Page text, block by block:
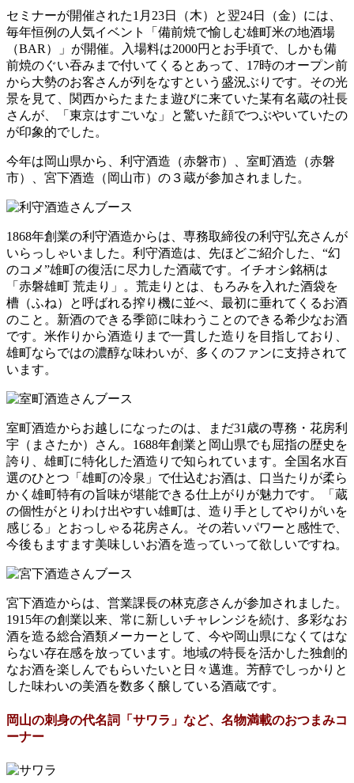
セミナーが開催された1月23日（木）と翌24日（金）には、
毎年恒例の人気イベント「備前焼で愉しむ雄町米の地酒場
（BAR）」が開催。入場料は2000円とお手頃で、しかも備
前焼のぐい吞みまで付いてくるとあって、17時のオープン前
から大勢のお客さんが列をなすという盛況ぶりです。その光
景を見て、関西からたまたま遊びに来ていた某有名蔵の社長
さんが、「東京はすごいな」と驚いた顔でつぶやいていたの
が印象的でした。
今年は岡山県から、利守酒造（赤磐市）、室町酒造（赤磐
市）、宮下酒造（岡山市）の３蔵が参加されました。
1868年創業の利守酒造からは、専務取締役の利守弘充さんが
いらっしゃいました。利守酒造は、先ほどご紹介した、“幻
のコメ”雄町の復活に尽力した酒蔵です。イチオシ銘柄は
「赤磐雄町 荒走り」。荒走りとは、もろみを入れた酒袋を
槽（ふね）と呼ばれる搾り機に並べ、最初に垂れてくるお酒
のこと。新酒のできる季節に味わうことのできる希少なお酒
です。米作りから酒造りまで一貫した造りを目指しており、
雄町ならではの濃醇な味わいが、多くのファンに支持されて
います。
室町酒造からお越しになったのは、まだ31歳の専務・花房利
宇（まさたか）さん。1688年創業と岡山県でも屈指の歴史を
誇り、雄町に特化した酒造りで知られています。全国名水百
選のひとつ「雄町の冷泉」で仕込むお酒は、口当たりが柔ら
かく雄町特有の旨味が堪能できる仕上がりが魅力です。「蔵
の個性がとりわけ出やすい雄町は、造り手としてやりがいを
感じる」とおっしゃる花房さん。その若いパワーと感性で、
今後もますます美味しいお酒を造っていって欲しいですね。
宮下酒造からは、営業課長の林克彦さんが参加されました。
1915年の創業以来、常に新しいチャレンジを続け、多彩なお
酒を造る総合酒類メーカーとして、今や岡山県になくてはな
らない存在感を放っています。地域の特長を活かした独創的
なお酒を楽しんでもらいたいと日々邁進。芳醇でしっかりと
した味わいの美酒を数多く醸している酒蔵です。
岡山の刺身の代名詞「サワラ」など、名物満載のおつまみコ
ーナー